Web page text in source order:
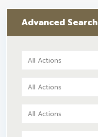
Advanced Search
All Actions
All Actions
All Actions